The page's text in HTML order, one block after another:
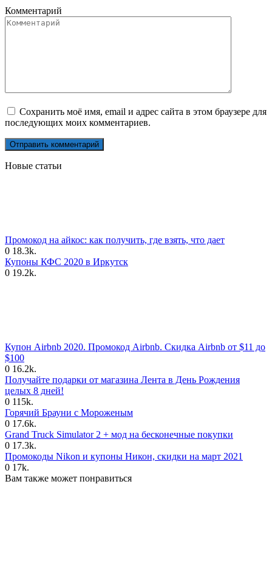
Комментарий
Сохранить моё имя, email и адрес сайта в этом браузере для
последующих моих комментариев.
Новые статьи
Промокод на айкос: как получить, где взять, что дает
0 18.3k.
Купоны КФС 2020 в Иркутск
0 19.2k.
Купон Airbnb 2020. Промокод Airbnb. Скидка Airbnb от $11 до
$100
0 16.2k.
Получайте подарки от магазина Лента в День Рождения
целых 8 дней!
0 115k.
Горячий Брауни с Мороженым
0 17.6k.
Grand Truck Simulator 2 + мод на бесконечные покупки
0 17.3k.
Промокоды Nikon и купоны Никон, скидки на март 2021
0 17k.
Вам также может понравиться